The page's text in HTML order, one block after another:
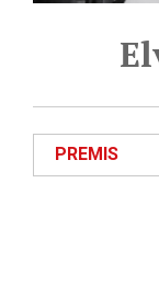
PREMIS